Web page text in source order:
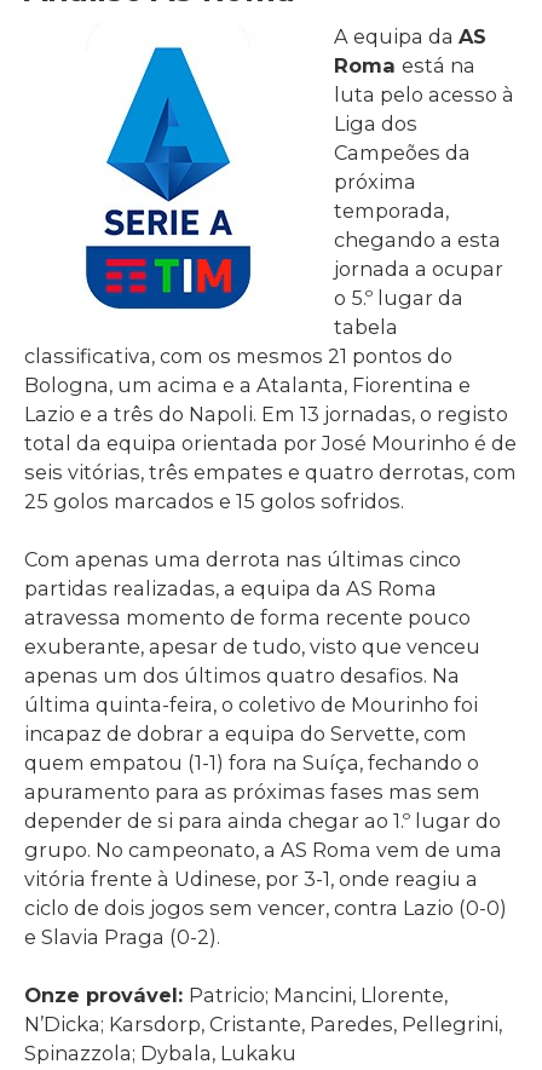
A equipa daAS
Romaestá na
luta pelo acesso à
Liga dos
Campeões da
próxima
temporada,
chegando a esta
jornada a ocupar
o 5.º lugar da
tabela
classificativa, com os mesmos 21 pontos do
Bologna, um acima e a Atalanta, Fiorentina e
Lazio e a três do Napoli. Em 13 jornadas, o registo
total da equipa orientada por José Mourinho é de
seis vitórias, três empates e quatro derrotas, com
25 golos marcados e 15 golos sofridos.
Com apenas uma derrota nas últimas cinco
partidas realizadas, a equipa da AS Roma
atravessa momento de forma recente pouco
exuberante, apesar de tudo, visto que venceu
apenas um dos últimos quatro desafios. Na
última quinta-feira, o coletivo de Mourinho foi
incapaz de dobrar a equipa do Servette, com
quem empatou (1-1) fora na Suíça, fechando o
apuramento para as próximas fases mas sem
depender de si para ainda chegar ao 1.º lugar do
grupo. No campeonato, a AS Roma vem de uma
vitória frente à Udinese, por 3-1, onde reagiu a
ciclo de dois jogos sem vencer, contra Lazio (0-0)
e Slavia Praga (0-2).
Onze provável: Patricio; Mancini, Llorente,
N’Dicka; Karsdorp, Cristante, Paredes, Pellegrini,
Spinazzola; Dybala, Lukaku